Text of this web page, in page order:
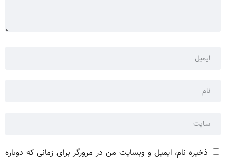
ذخیره نام، ایمیل و وبسایت من در مرورگر برای زمانی که دوباره